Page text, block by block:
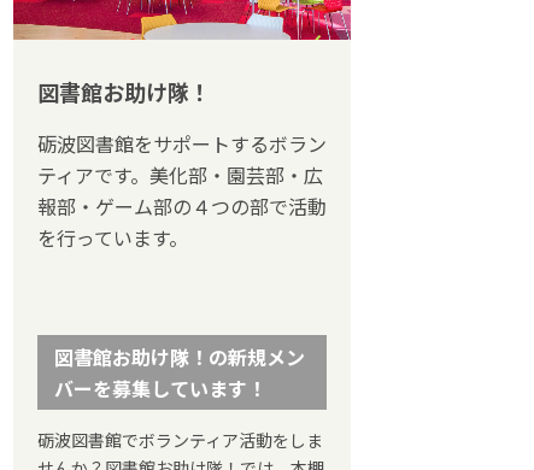
図書館お助け隊！
砺波図書館をサポートするボラン
ティアです。美化部・園芸部・広
報部・ゲーム部の４つの部で活動
を行っています。
図書館お助け隊！の新規メン
バーを募集しています！
砺波図書館でボランティア活動をしま